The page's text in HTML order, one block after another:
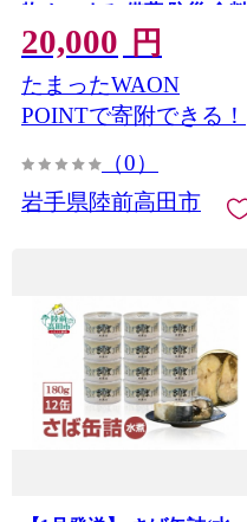
物 おつまみ 備蓄 防災 食料
長期保存 非常食 和尚印 】
RT860-12
20,000 円
たまったWAON
POINTで寄附できる！
（0）
岩手県陸前高田市